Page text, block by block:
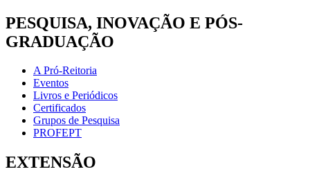
PESQUISA, INOVAÇÃO E PÓS-
GRADUAÇÃO
A Pró-Reitoria
Eventos
Livros e Periódicos
Certificados
Grupos de Pesquisa
PROFEPT
EXTENSÃO